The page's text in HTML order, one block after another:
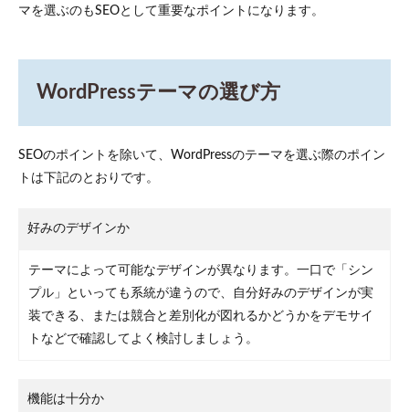
マを選ぶのもSEOとして重要なポイントになります。
WordPressテーマの選び方
SEOのポイントを除いて、WordPressのテーマを選ぶ際のポイン
トは下記のとおりです。
好みのデザインか
テーマによって可能なデザインが異なります。一口で「シン
プル」といっても系統が違うので、自分好みのデザインが実
装できる、または競合と差別化が図れるかどうかをデモサイ
トなどで確認してよく検討しましょう。
機能は十分か